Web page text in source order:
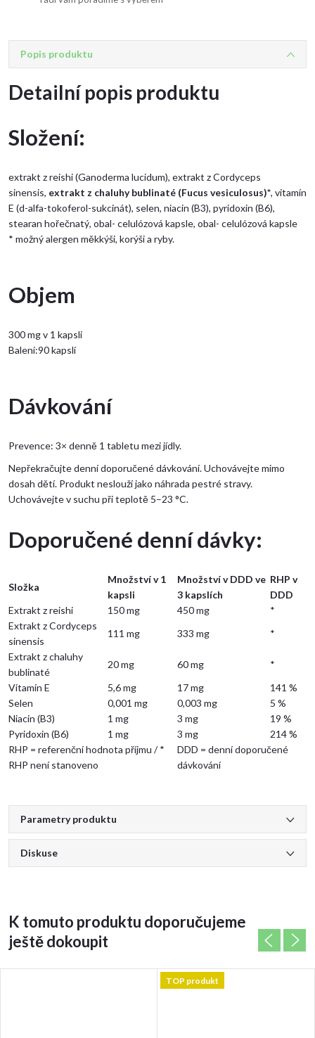
Popis produktu
Detailní popis produktu
Složení:
extrakt z reishi (Ganoderma lucidum), extrakt z Cordyceps
sinensis, extrakt z chaluhy bublinaté (Fucus vesiculosus)*, vitamín
E (d-alfa-tokoferol-sukcinát), selen, niacin (B3), pyridoxin (B6),
stearan hořečnatý, obal- celulózová kapsle, obal- celulózová kapsle
* možný alergen měkkýši, korýši a ryby.
Objem
300 mg v 1 kapsli
Balení:90 kapslí
Dávkování
Prevence: 3× denně 1 tabletu mezi jídly.
Nepřekračujte denní doporučené dávkování. Uchovávejte mimo
dosah dětí. Produkt neslouží jako náhrada pestré stravy.
Uchovávejte v suchu při teplotě 5–23 °C.
Doporučené denní dávky:
Složka
Množství v 1
kapsli
Množství v DDD ve
3 kapslích
RHP v
DDD
Extrakt z reishi
150 mg 450 mg
*
Extrakt z Cordyceps
sinensis
111 mg 333 mg
*
Extrakt z chaluhy
bublinaté
20 mg 60 mg
*
Vitamín E
5,6 mg 17 mg
141 %
Selen
0,001 mg 0,003 mg
5 %
Niacin (B3)
1 mg 3 mg
19 %
Pyridoxin (B6)
1 mg 3 mg
214 %
RHP = referenční hodnota příjmu / *
RHP není stanoveno
DDD = denní doporučené
dávkování
Parametry produktu
Diskuse
K tomuto produktu doporučujeme
ještě dokoupit
TOP produkt